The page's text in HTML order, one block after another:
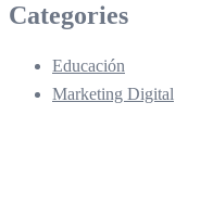
Categories
Educación
Marketing Digital